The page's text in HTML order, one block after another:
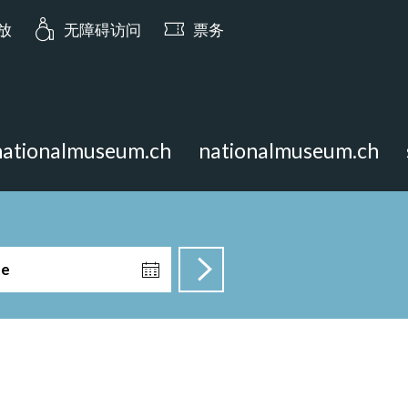
明日 10:00 开放
无障碍访问 票务
nationalmuseum.ch